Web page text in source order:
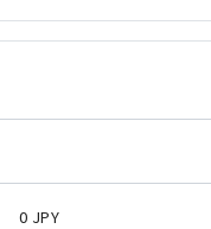
0 JPY